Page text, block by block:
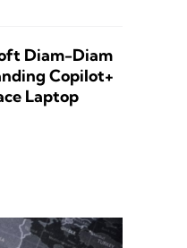
Diam-Diam
Copilot+
Laptop